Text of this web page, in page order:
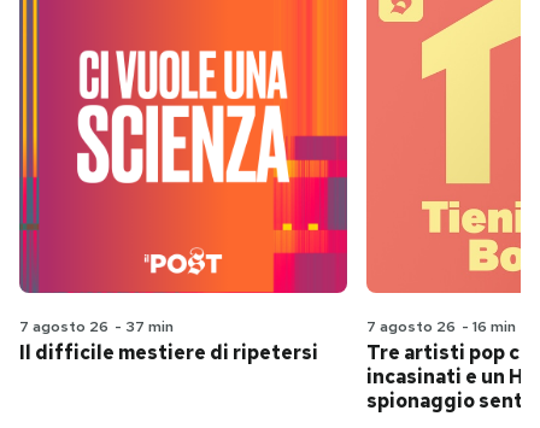
7 agosto 26 - 37 min
Il difficile mestiere di ripetersi
7 agosto 26 - 16 min
Tre artisti pop
incasinati e un
spionaggio